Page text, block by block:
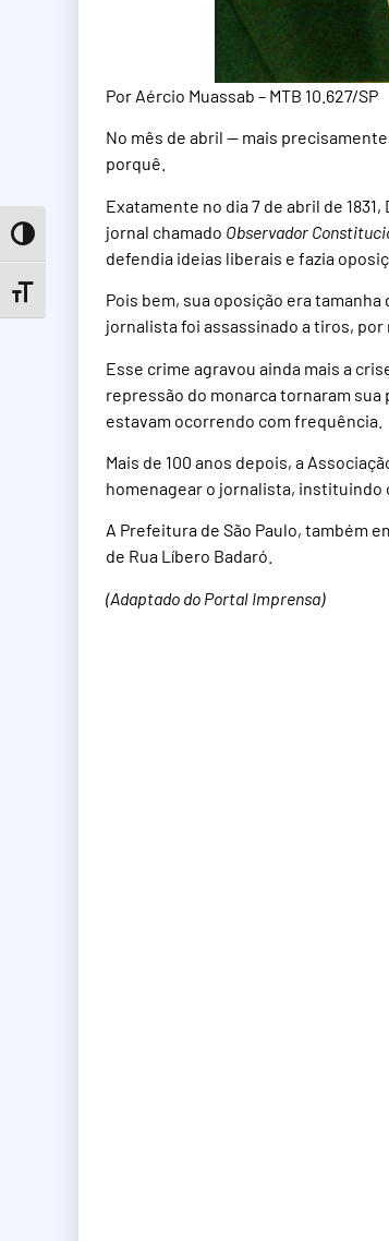
Toggle High Contrast
Toggle Font size
Por Aércio Muassab – MTB 10.627/SP
No mês de abril — mais
porquê.
Exatamente no dia 7 de abril de
jornal chamado Observador
defendia ideias liberais e fazia
Pois bem, sua oposição era
jornalista foi assassinado a tiros,
Esse crime agravou ainda mais a
repressão do monarca tornaram
estavam ocorrendo com frequência.
Mais de 100 anos depois, a
homenagear o jornalista, instituindo
A Prefeitura de São Paulo, também
de Rua Líbero Badaró.
(Adaptado do Portal Imprensa)